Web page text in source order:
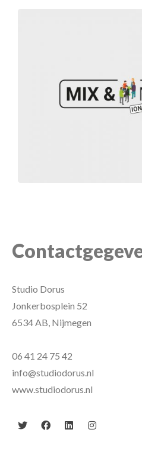
Studio Dorus
Jonkerbosplein 52
6534 AB, Nijmegen
06 41 24 75 42
info@studiodorus.nl
www.studiodorus.nl